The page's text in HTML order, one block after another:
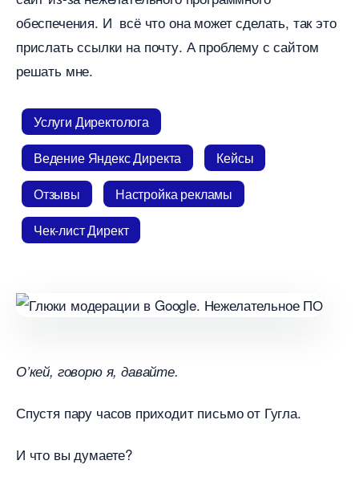
обеспечения. И всё что она может сделать, так это
прислать ссылки на почту. А проблему с сайтом
решать мне.
Услуги Директолога
едение Яндекс Директа
Кейсы
Отзывы
Настройка рекламы
Чек-лист Директ
О’кей, говорю я, давайте.
Спустя пару часов приходит письмо от Гугла.
И что вы думаете?